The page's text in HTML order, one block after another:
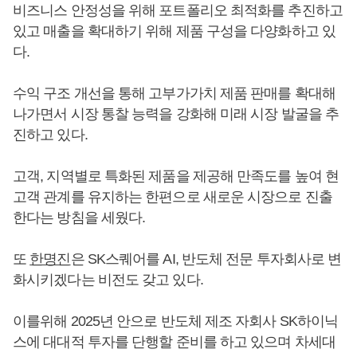
비즈니스 안정성을 위해 포트폴리오 최적화를 추진하고
있고 매출을 확대하기 위해 제품 구성을 다양화하고 있
다.
수익 구조 개선을 통해 고부가가치 제품 판매를 확대해
나가면서 시장 통찰 능력을 강화해 미래 시장 발굴을 추
진하고 있다.
고객, 지역별로 특화된 제품을 제공해 만족도를 높여 현
고객 관계를 유지하는 한편으로 새로운 시장으로 진출
한다는 방침을 세웠다.
또 한명진 은 SK스퀘어를 AI, 반도체 전문 투자회사로 변
화시키겠다는 비전도 갖고 있다.
이를위해 2025년 안으로 반도체 제조 자회사 SK하이닉
스에 대대적 투자를 단행할 준비를 하고 있으며 차세대